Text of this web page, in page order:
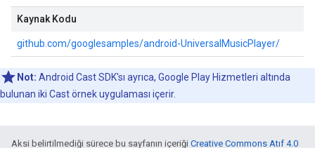
Kaynak Kodu
github.com/googlesamples/android-UniversalMusicPlayer/
Not: Android Cast SDK'sı ayrıca, Google Play Hizmetleri altında
bulunan iki Cast örnek uygulaması içerir.
Aksi belirtilmediği sürece bu sayfanın içeriği Creative Commons Atıf 4.0